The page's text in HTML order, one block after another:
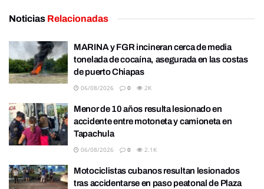
Noticias Relacionadas
MARINA y FGR incineran cerca de media
tonelada de cocaína, asegurada en las costas
de puerto Chiapas
06/08/2026 0 2K
Menor de 10 años resulta lesionado en
accidente entre motoneta y camioneta en
Tapachula
06/08/2026 0 2.1K
Motociclistas cubanos resultan lesionados
tras accidentarse en paso peatonal de Plaza